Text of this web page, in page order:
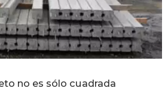
no es sólo cuadrada